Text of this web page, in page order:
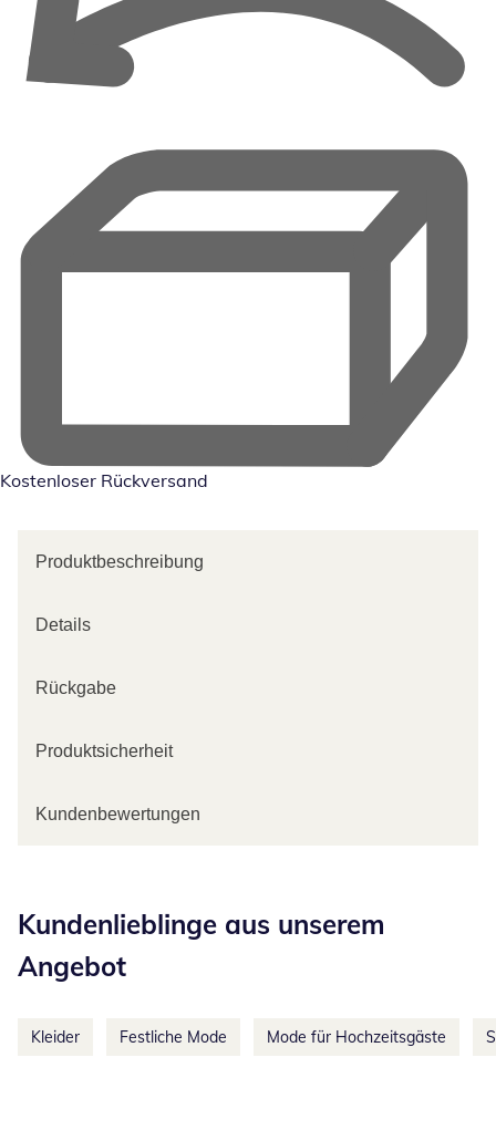
Kostenloser Rückversand
Produktbeschreibung
Details
Rückgabe
Produktsicherheit
Kundenbewertungen
Kundenlieblinge aus unserem
Angebot
Kleider Festliche Mode Mode für Hochzeitsgäste